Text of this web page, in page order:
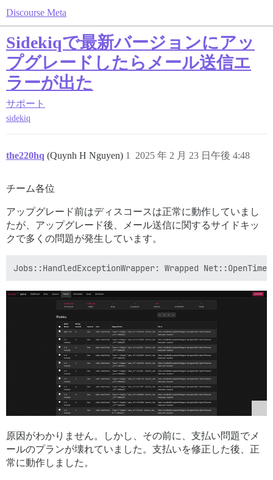
Discourse Meta
Sidekiqで最新バージョンにアッ
プグレードしたらメール送信エ
ラーが出た
サポート
sidekiq
the220hq (Quynh H Nguyen) 2025 年 2 月 23 日午後 4:48
1
チーム各位
アップグレード前はディスコースは正常に動作していまし
たが、アップグレード後、メール送信に関するサイドキッ
クで多くの問題が発生しています。
原因がわかりません。しかし、その前に、支払い問題でメ
ールのプランが壊れていました。支払いを修正した後、正
常に動作しました。